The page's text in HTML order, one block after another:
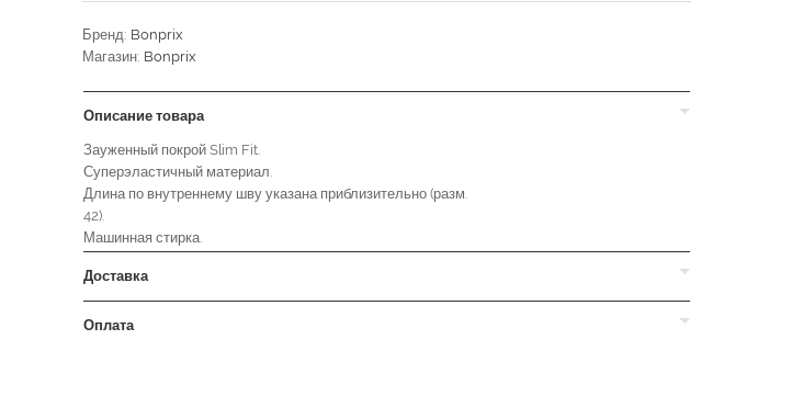
Бренд: Bonprix
Магазин: Bonprix
Описание товара
Зауженный покрой Slim Fit.
Суперэластичный материал.
Длина по внутреннему шву указана приблизительно (разм.
42).
Машинная стирка.
Доставка
Оплата